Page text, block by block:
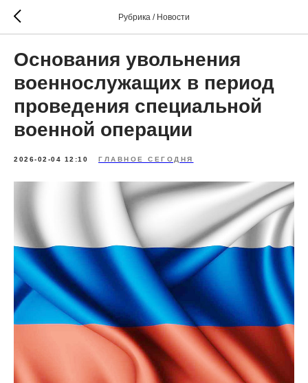
Рубрика / Новости
Основания увольнения
военнослужащих в период
проведения специальной
военной операции
2026-02-04 12:10 ГЛАВНОЕ СЕГОДНЯ